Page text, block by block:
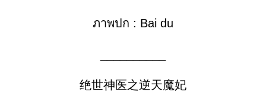
ภาพปก : Bai du
绝世神医之逆天魔妃